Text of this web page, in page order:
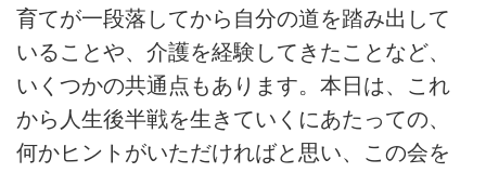
育てが一段落してから自分の道を踏み出して
いることや、介護を経験してきたことなど、
いくつかの共通点もあります。本日は、これ
から人生後半戦を生きていくにあたっての、
何かヒントがいただければと思い、この会を